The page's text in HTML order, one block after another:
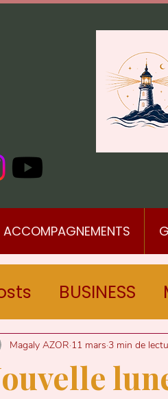
ACCOMPAGNEMENTS
BUSINESS
Magaly AZOR 11 mars 3 min de